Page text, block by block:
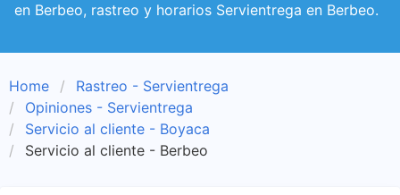
en Berbeo, rastreo y horarios Servientrega en Berbeo.
Home
Rastreo - Servientrega
Opiniones - Servientrega
Servicio al cliente - Boyaca
Servicio al cliente - Berbeo